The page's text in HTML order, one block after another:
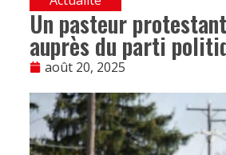
Un pasteur
auprès du parti
août 20, 2025